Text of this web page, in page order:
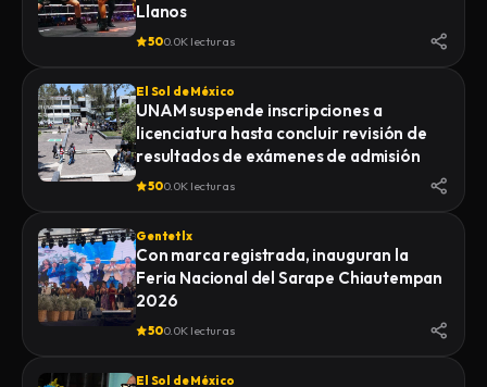
Llanos
500.0K lecturas
El Sol de México
UNAM suspende inscripciones a
licenciatura hasta concluir revisión de
resultados de exámenes de admisión
500.0K lecturas
Gentetlx
Con marca registrada, inauguran la
Feria Nacional del Sarape Chiautempan
2026
500.0K lecturas
El Sol de México